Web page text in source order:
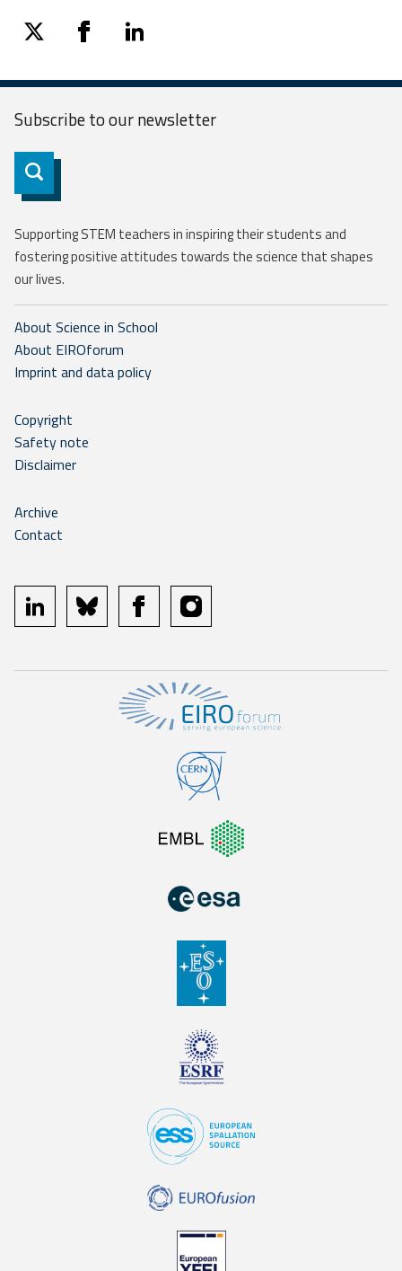
twitter facebooklinkedin
Subscribe to ournewsletter
Subscribe
Supporting STEM teachers in inspiring their students and
fostering positive attitudes towards the science that shapes
our lives.
About Science in School
About EIROforum
Imprint and data policy
Copyright
Safety note
Disclaimer
Archive
Contact
linkedin bluesky facebookinstagram